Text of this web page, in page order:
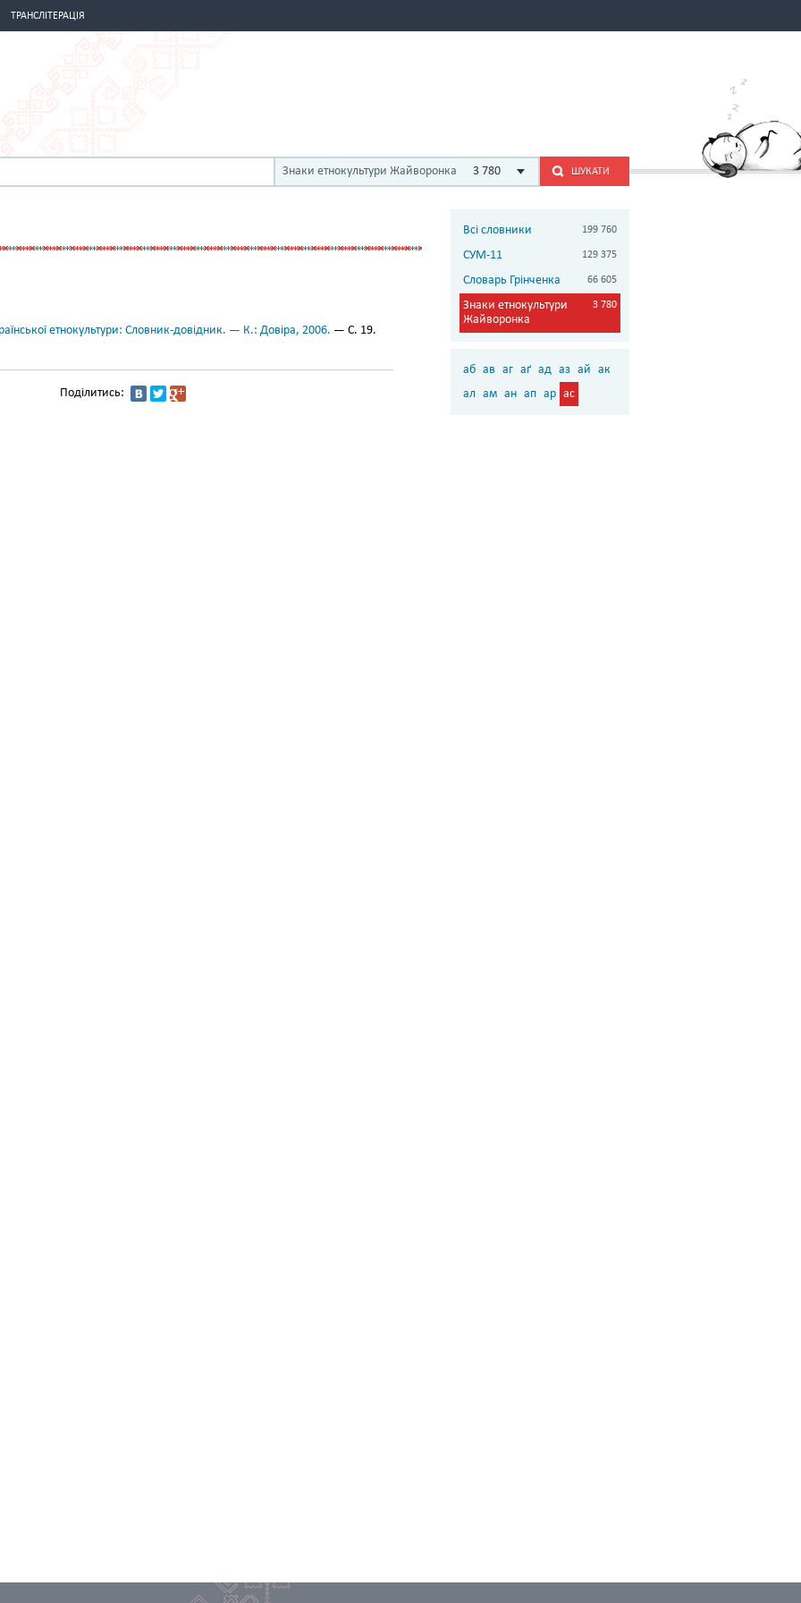
ТРАНСЛІТЕРАЦІЯ
Знаки етнокультури Жайворонка 3 780 ШУКАТИ
етнокультури: Словник-довідник. — К.: Довіра, 2006. — С. 19.
Поділитись:
Всі словники 199 760
СУМ-11 129 375
Словарь Грінченка 66 605
Знаки етнокультури
Жайворонка
3 780
аб ав аг аґ ад аз ай ак
ал ам ан ап ар ас